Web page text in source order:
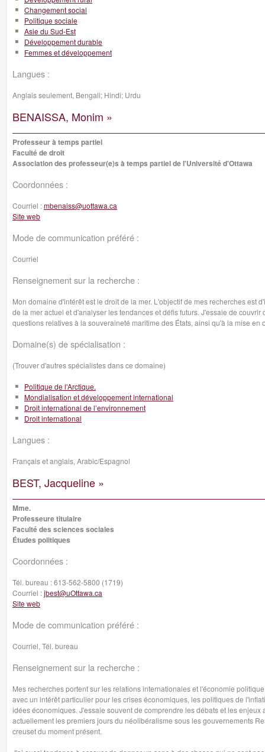
Changement social
Politique sociale
Asie du Sud-Est
Développement durable
Femmes et développement
Langues :
Anglais seulement, Bengali; Hindi; Urdu
BENAISSA, Monim »
Professeur à temps partiel
Faculté de droit
Association des professeur(e)s à temps partiel de l'Université d'Ottawa
Coordonnées :
Courriel :mbenaiss@uottawa.ca
Site web
Mode de communication préféré :
Courriel
Renseignement sur la recherche :
Mon domaine d'intérêt est le droit de la mer. L'objectif de mes recherches est
de la mer actuel et d'analyser les tendances et défis futurs. J'essaie de
questions relatives à la souveraineté maritime des États, ainsi qu'à la mise
Domaine(s) de spécialisation :
(Trouver d'autres spécialistes dans ce domaine)
Politique de l'Arctique.
Mondialisation et développement international
Droit international de l’environnement
Droit international
Langues :
Français et anglais, Arabic/Espagnol
BEST, Jacqueline »
Mme.
Professeure titulaire
Faculté des sciences sociales
Études politiques
Coordonnées :
Tél. bureau :613-562-5800 (1719)
Courriel :jbest@uOttawa.ca
Site web
Mode de communication préféré :
Courriel, Tél. bureau
Renseignement sur la recherche :
Mes recherches portent sur les relations internationales et l'économie
avec un intérêt particulier pour les crises économiques, les politiques de
idées économiques. J'essaie souvent de comprendre les débats et les
actuellement les premiers jours du néolibéralisme sous les gouvernements
creuset du moment présent.